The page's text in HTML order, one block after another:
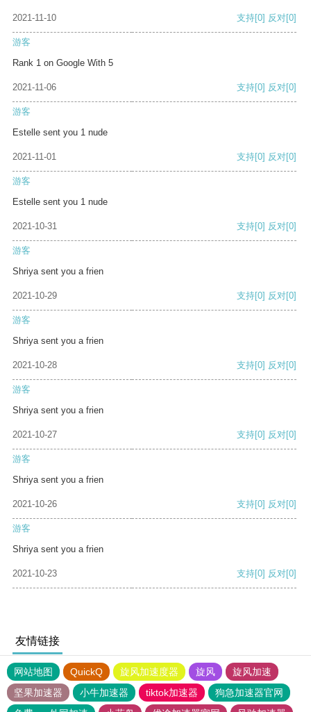
2021-11-10 支持[0] 反对[0]
游客
Rank 1 on Google With 5
2021-11-06 支持[0] 反对[0]
游客
Estelle sent you 1 nude
2021-11-01 支持[0] 反对[0]
游客
Estelle sent you 1 nude
2021-10-31 支持[0] 反对[0]
游客
Shriya sent you a frien
2021-10-29 支持[0] 反对[0]
游客
Shriya sent you a frien
2021-10-28 支持[0] 反对[0]
游客
Shriya sent you a frien
2021-10-27 支持[0] 反对[0]
游客
Shriya sent you a frien
2021-10-26 支持[0] 反对[0]
游客
Shriya sent you a frien
2021-10-23 支持[0] 反对[0]
友情链接
网站地图 QuickQ 旋风加速度器 旋风
旋风加速
坚果加速器
小牛加速器 tiktok加速器
狗急加速器官网